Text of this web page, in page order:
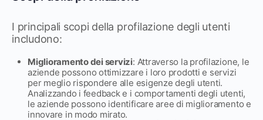
I principali scopi della profilazione degli utenti
includono:
Miglioramento dei servizi: Attraverso la profilazione, le
aziende possono ottimizzare i loro prodotti e servizi
per meglio rispondere alle esigenze degli utenti.
Analizzando i feedback e i comportamenti degli utenti,
le aziende possono identificare aree di miglioramento e
innovare in modo mirato.